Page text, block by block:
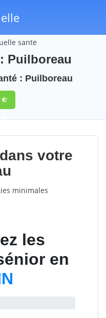
sante
Puilboreau
: Puilboreau
26
votre
minimales